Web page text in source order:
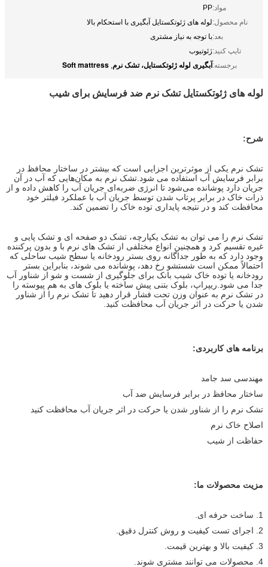
مواد:PP
نام محصول:لوله های ژئوتکستایل آبگیری با استحکام بالا
بعد:با توجه به نیاز مشتری
تایپ کنید:ژئوتیوب
برجسته:آبگیری لوله ژئوتکستایل، تشک نرم,
Soft mattress
لوله های ژئوتکستایل تشک نرم ضد فرسایش برای شیب
شرح:
تشک نرم یکی از موثرترین اجزایی است که بیشتر در ساختار محافظ در
برابر فرسایش آب استفاده می شود.تشک نرم به مکان‌هایی که آب در آن
جریان دارد پوشانده می‌شود تا انرژی ضربه‌ای جریان آب را کاهش داده و از
ذرات خاک در برابر پرتاب شدن توسط جریان آب با عملکرد فیلتر خود
محافظت کند و در نتیجه پایداری توده خاک را تضمین کند.
تشک نرم را می توان به تشک یکپارچه، تشک دو صفحه ای و تشک پایی و
غیره تقسیم کرد و همچنین انواع مختلفی از تشک های نرم با و بدون پرکننده
وجود دارد که به طور جداگانه روی بستر رودخانه یا سطح شیب ساحلی که
احتمالاً ممکن است شستشو رخ دهد، پوشانده می شوند، بنابراین بستر
رودخانه یا توده خاک شیب بانک برای جلوگیری از شست و شو از شناور آب
جدا می شود.ریپراپ، بلوک بتنی پیش ساخته یا بلوک های به هم پیوسته را
در تشک نرم به عنوان وزن تحت فشار قرار دهید تا تشک نرم را از شناور
شدن یا حرکت در اثر جریان آب محافظت کنید.
برنامه های کاربردی:
مهندسی سد جامد
ساختار محافظ در برابر فرسایش ضد آب
تشک نرم را از شناور شدن یا حرکت در اثر جریان آب محافظت کنید
اصلاح خاک نرم
حفاظت از شیب
مزیت محصولات ما:
1. ساخت حرفه ای.
2. اجرای تست کیفیت و روش کنترل دقیق.
3. کیفیت بالا و بهترین قیمت.
4. محصولات می توانند مشتری شوند.